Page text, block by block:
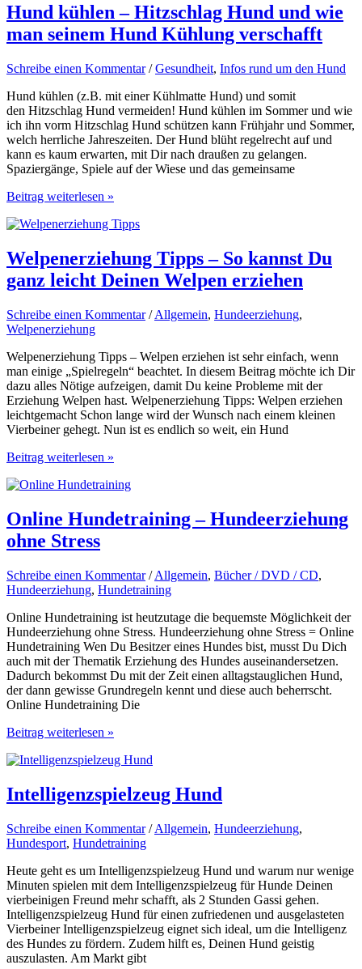
Was
hilft
gegen
beim
Hund kühlen – Hitzschlag Hund und wie
man seinem Hund Kühlung verschafft
Schreibe einen Kommentar /Gesundheit, Infos rund um den Hund
Hund kühlen (z.B. mit einer Kühlmatte Hund) und somit
den Hitzschlag Hund vermeiden! Hund kühlen im Sommer und wie
ich ihn vorm Hitzschlag Hund schützen kann Frühjahr und Sommer,
welch herrliche Jahreszeiten. Der Hund blüht regelrecht auf und
kann es kaum erwarten, mit Dir nach draußen zu gelangen.
Spaziergänge, Spiele auf der Wiese und das gemeinsame
Hund
–
Hund
und
wie
seinem
Hund
verschafft
Beitrag weiterlesen »
Welpenerziehung Tipps – So kannst Du
ganz leicht Deinen Welpen erziehen
Schreibe einen Kommentar /Allgemein, Hundeerziehung,
Welpenerziehung
Welpenerziehung Tipps – Welpen erziehen ist sehr einfach, wenn
man einige „Spielregeln“ beachtet. In diesem Beitrag möchte ich Dir
dazu alles Nötige aufzeigen, damit Du keine Probleme mit der
Erziehung Welpen hast. Welpenerziehung Tipps: Welpen erziehen
leichtgemacht Schon lange wird der Wunsch nach einem kleinen
Vierbeiner gehegt. Nun ist es endlich so weit, ein Hund
Welpenerziehung
–
kannst
Du
ganz
Deinen
Welpen
Beitrag weiterlesen »
Online Hundetraining – Hundeerziehung
ohne Stress
Schreibe einen Kommentar /Allgemein, Bücher / DVD / CD,
Hundeerziehung, Hundetraining
Online Hundetraining ist heutzutage die bequemste Möglichkeit der
Hundeerziehung ohne Stress. Hundeerziehung ohne Stress = Online
Hundetraining Wen Du Besitzer eines Hundes bist, musst Du Dich
auch mit der Thematik Erziehung des Hundes auseinandersetzen.
Dadurch bekommst Du mit der Zeit einen alltagstauglichen Hund,
der dann gewisse Grundregeln kennt und diese auch beherrscht.
Online Hundetraining Die
Online
–
ohne
Stress
Beitrag weiterlesen »
Intelligenzspielzeug Hund
Schreibe einen Kommentar /Allgemein, Hundeerziehung,
Hundesport, Hundetraining
Heute geht es um Intelligenzspielzeug Hund und warum nur wenige
Minuten spielen mit dem Intelligenzspielzeug für Hunde Deinen
vierbeinigen Freund mehr schafft, als 2 Stunden Gassi gehen.
Intelligenzspielzeug Hund für einen zufriedenen und ausgelasteten
Vierbeiner Intelligenzspielzeug eignet sich ideal, um die Intelligenz
des Hundes zu fördern. Zudem hilft es, Deinen Hund geistig
auszulasten. Am Markt gibt